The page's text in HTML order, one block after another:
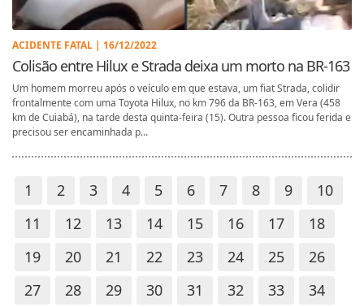
ACIDENTE FATAL | 16/12/2022
Colisão entre Hilux e Strada deixa um morto na BR-163
Um homem morreu após o veículo em que estava, um fiat Strada, colidir
frontalmente com uma Toyota Hilux, no km 796 da BR-163, em Vera (458
km de Cuiabá), na tarde desta quinta-feira (15). Outra pessoa ficou ferida e
precisou ser encaminhada p...
1 2 3 4 5 6 7 8 9
10
11
12 13 14 15 16 17
18
19
20 21 22 23 24 25
26
27
28 29 30 31 32 33
34